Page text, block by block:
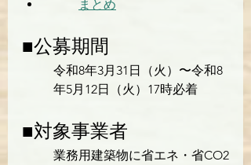
まとめ
■公募期間
令和8年3月31日（火）〜令和8
年5月12日（火）17時必着
■対象事業者
業務用建築物に省エネ・省CO2